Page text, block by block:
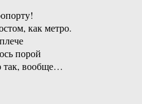
как метро.
порой
так, вообще…